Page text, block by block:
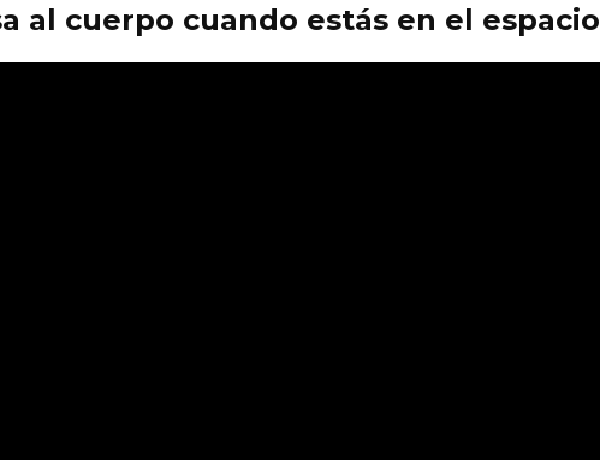
al cuerpo cuando estás en el espacio